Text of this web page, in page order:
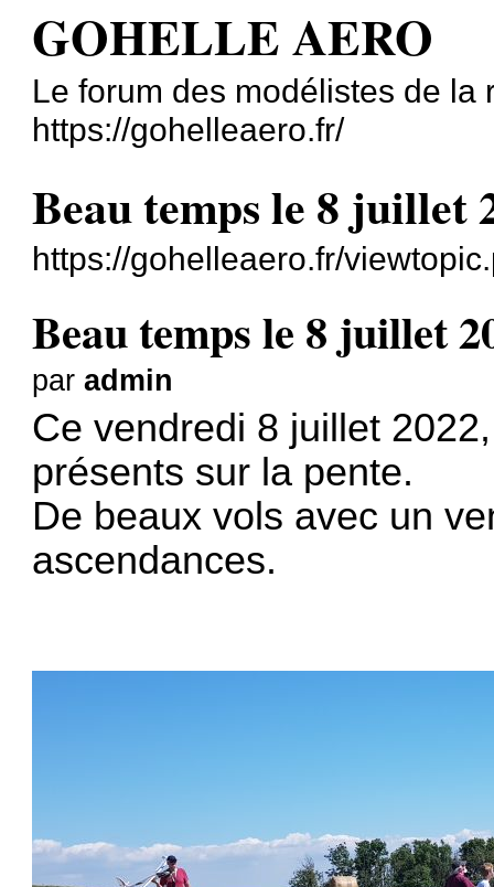
GOHELLE AERO
Le forum des modélistes de
https://gohelleaero.fr/
Beau temps le 8 juillet
https://gohelleaero.fr/
Beau temps le 8 juillet
paradmin
Ce vendredi 8 juillet
présents sur la pente.
De beaux vols avec un
ascendances.